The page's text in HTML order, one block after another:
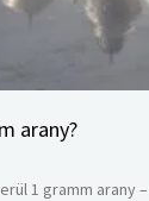
arany?
1 gramm arany